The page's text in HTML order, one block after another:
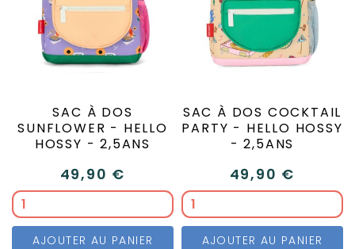
SAC À DOS
SUNFLOWER - HELLO
HOSSY - 2,5ANS
49,90 €
AJOUTER AU PANIER
SAC À DOS COCKTAIL
PARTY - HELLO HOSSY
- 2,5ANS
49,90 €
AJOUTER AU PANIER